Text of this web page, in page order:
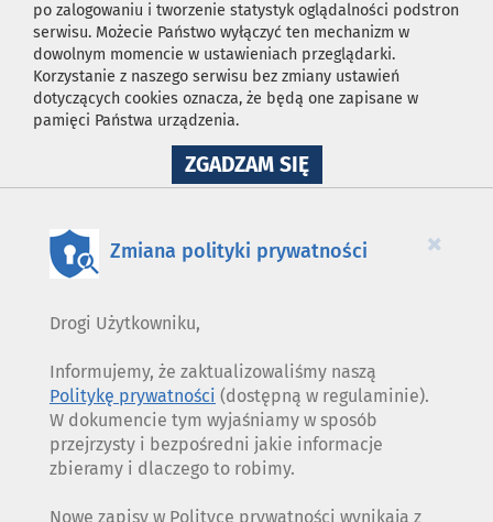
po zalogowaniu i tworzenie statystyk oglądalności podstron
serwisu. Możecie Państwo wyłączyć ten mechanizm w
dowolnym momencie w ustawieniach przeglądarki.
Korzystanie z naszego serwisu bez zmiany ustawień
dotyczących cookies oznacza, że będą one zapisane w
pamięci Państwa urządzenia.
ZGADZAM SIĘNA
WYKORZYSTANIE
×
Zmiana polityki prywatności
Drogi Użytkowniku,
Informujemy, że zaktualizowaliśmy naszą
Politykę prywatności (dostępną w regulaminie).
W dokumencie tym wyjaśniamy w sposób
przejrzysty i bezpośredni jakie informacje
zbieramy i dlaczego to robimy.
Nowe zapisy w Polityce prywatności wynikają z